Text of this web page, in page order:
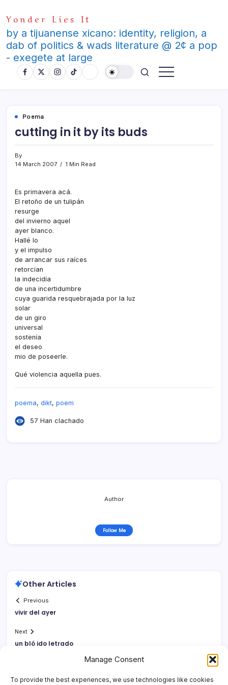
Manage Consent
To provide the best experiences, we use technologies like cookies
to
content
Yonder Lies It
by a tijuanense xicano: identity, religion, a
dab of politics & wads literature @ 2¢ a pop
- exegete at large
Poema
cutting in it by its buds
By
14 March 2007
1 Min Read
Es primavera acá.
El retoño de un tulipán
resurge
del invierno aquel
ayer blanco.
Hallé lo
y el impulso
de arrancar sus raí­ces
retorcí­an
la indecidí­a
de una incertidumbre
cuya guarida resquebrajada por la luz
solar
de un giro
universal
sostení­a
el deseo
mio de poseerle.
Qué violencia aquella pues.
poema, dikt, poem
57 Han clachado
Author
Follow Me
Other Articles
Previous
vivir del ayer
Next
un bló ido letrado